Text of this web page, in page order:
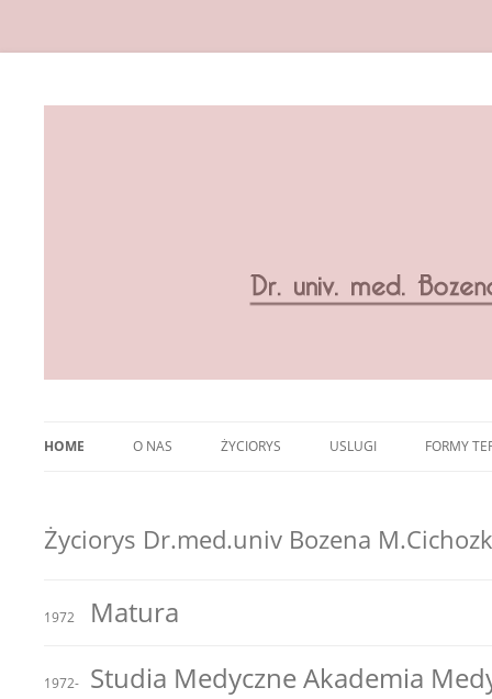
HOME O NAS ŻYCIORYS USLUGI FORMY
Życiorys Dr.med.univ Bozena
1972 Matura
1972-
Studia Medyczne Akademia